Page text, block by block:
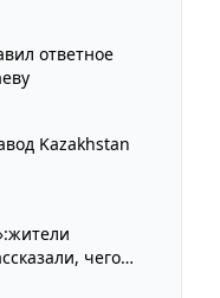
ответное
Kazakhstan
чего